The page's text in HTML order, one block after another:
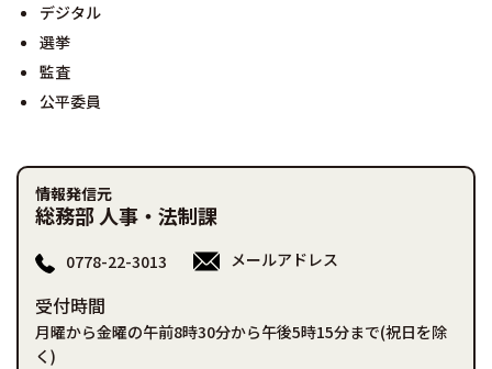
デジタル
選挙
監査
公平委員
情報発信元
総務部 人事・法制課
0778-22-3013 メールアドレス
受付時間
月曜から金曜の午前8時30分から午後5時15分まで(祝日を除
く)